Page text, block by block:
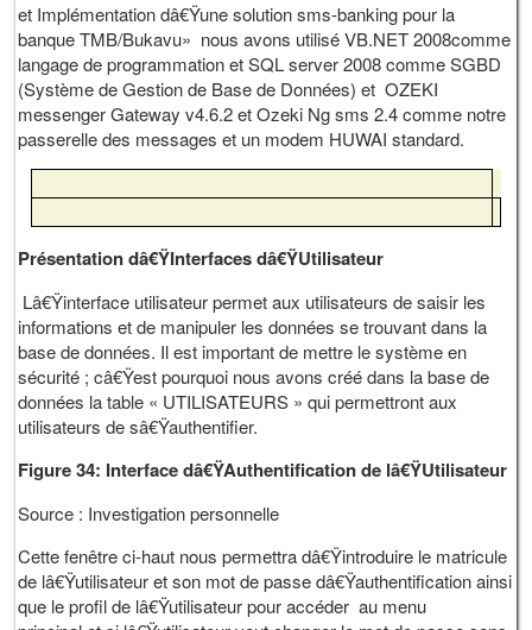
et Implémentation dâ€Ÿune solution sms-banking pour la
banque TMB/Bukavu» nous avons utilisé VB.NET 2008comme
langage de programmation et SQL server 2008 comme SGBD
(Système de Gestion de Base de Données) et OZEKI
messenger Gateway v4.6.2 et Ozeki Ng sms 2.4 comme notre
passerelle des messages et un modem HUWAI standard.
Présentation dâ€ŸInterfaces dâ€ŸUtilisateur
Lâ€Ÿinterface utilisateur permet aux utilisateurs de saisir les
informations et de manipuler les données se trouvant dans la
base de données. Il est important de mettre le système en
sécurité ; câ€Ÿest pourquoi nous avons créé dans la base de
données la table « UTILISATEURS » qui permettront aux
utilisateurs de sâ€Ÿauthentifier.
Figure 34: Interface dâ€ŸAuthentification de lâ€ŸUtilisateur
Source : Investigation personnelle
Cette fenêtre ci-haut nous permettra dâ€Ÿintroduire le matricule
de lâ€Ÿutilisateur et son mot de passe dâ€Ÿauthentification ainsi
que le profil de lâ€Ÿutilisateur pour accéder au menu